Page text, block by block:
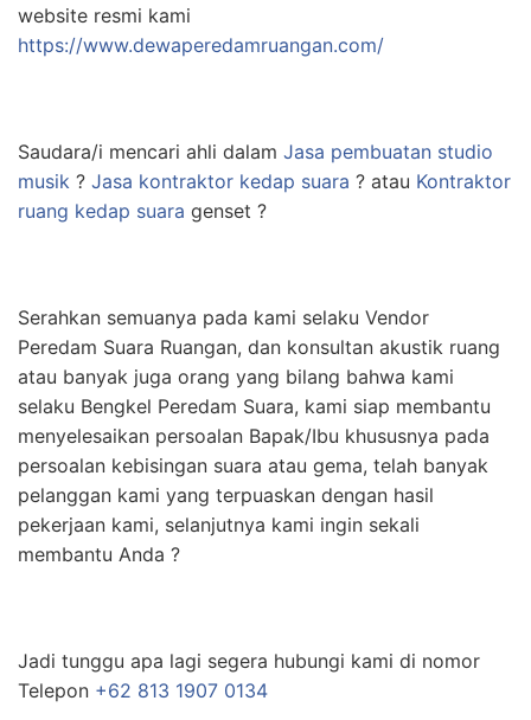
website resmi kami
https://www.dewaperedamruangan.com/
Saudara/i mencari ahli dalam Jasa pembuatan studio
musik ? Jasa kontraktor kedap suara ? atau Kontraktor
ruang kedap suara genset ?
Serahkan semuanya pada kami selaku Vendor
Peredam Suara Ruangan, dan konsultan akustik ruang
atau banyak juga orang yang bilang bahwa kami
selaku Bengkel Peredam Suara, kami siap membantu
menyelesaikan persoalan Bapak/Ibu khususnya pada
persoalan kebisingan suara atau gema, telah banyak
pelanggan kami yang terpuaskan dengan hasil
pekerjaan kami, selanjutnya kami ingin sekali
membantu Anda ?
Jadi tunggu apa lagi segera hubungi kami di nomor
Telepon +62 813 1907 0134